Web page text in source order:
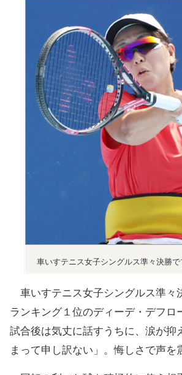
車いすテニス女子シングルス準々決勝
車いすテニス女子シングルス準々
ランキング１位のディーデ・デフロ
試合後は気丈に話すうちに、涙が抑
まって申し訳ない」。悔しさで声を